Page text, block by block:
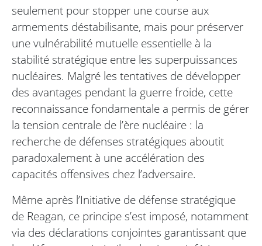
seulement pour stopper une course aux
armements déstabilisante, mais pour préserver
une vulnérabilité mutuelle essentielle à la
stabilité stratégique entre les superpuissances
nucléaires. Malgré les tentatives de développer
des avantages pendant la guerre froide, cette
reconnaissance fondamentale a permis de gérer
la tension centrale de l’ère nucléaire : la
recherche de défenses stratégiques aboutit
paradoxalement à une accélération des
capacités offensives chez l’adversaire.
Même après l’Initiative de défense stratégique
de Reagan, ce principe s’est imposé, notamment
via des déclarations conjointes garantissant que